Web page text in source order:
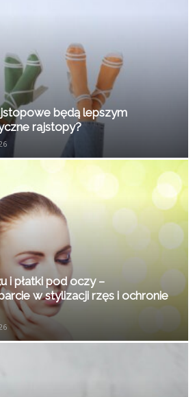
będą lepszym
rajstopy?
i płatki pod oczy –
w stylizacji rzęs i ochronie